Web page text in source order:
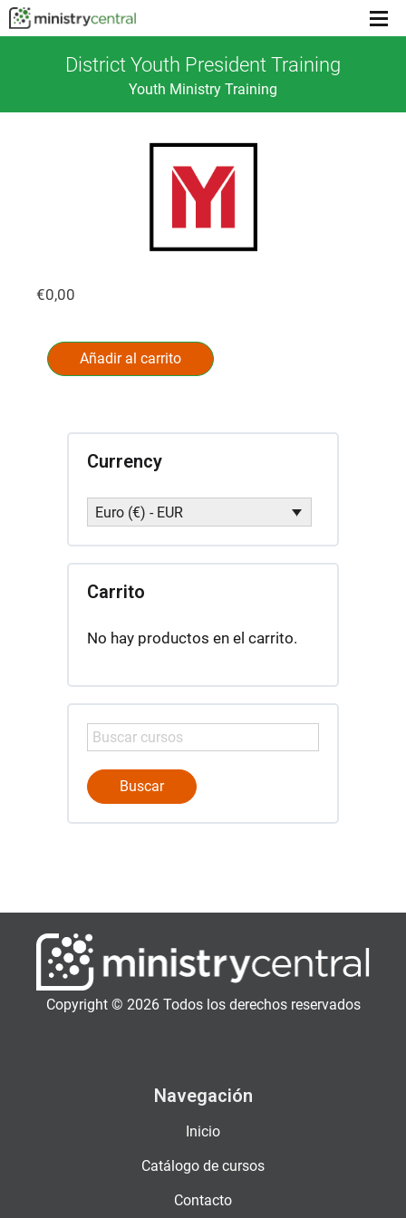
Menu
District Youth President Training
Youth Ministry Training
€0,00
Youth
President
Añadir al carrito
Currency
Euro (€) - EUR
Carrito
No hay productos en el carrito.
Copyright © 2026 Todos los derechos reservados
Navegación
Inicio
Catálogo de cursos
Contacto